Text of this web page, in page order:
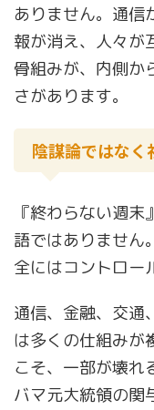
ありません。通信
報が消え、人々が
骨組みが、内側か
さがあります。
陰謀論ではなく
『終わらない週
語ではありません
全にはコントロー
通信、金融、交通
は多くの仕組みが
こそ、一部が壊れ
バマ元大統領の関